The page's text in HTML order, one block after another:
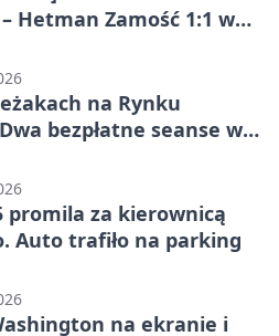
Hetman Zamość 1:1 w
po bezbramkowej
na Rynku
bezpłatne seanse w
promila za kierownicą
Auto trafiło na parking
na ekranie i